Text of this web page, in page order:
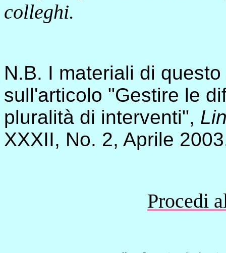
colleghi.
N.B. I materiali di
sull'articolo "Gestire le
pluralità di interventi",
XXXII, No. 2, Aprile
Procedi